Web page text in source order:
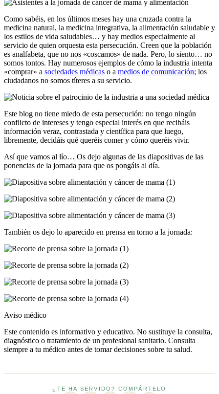
Como sabéis, en los últimos meses hay una cruzada contra la
medicina natural, la medicina integrativa, la alimentación saludable y
los estilos de vida saludables… y hay medios especialmente al
servicio de quien orquesta esta persecución. Creen que la población
es analfabeta, que no nos «coscamos» de nada. Pero, lo siento… no
somos tontos. Hay numerosos ejemplos de cómo la industria intenta
«comprar» a sociedades médicas o a medios de comunicación; los
ciudadanos no somos títeres a su servicio.
Este blog no tiene miedo de esta persecución: no tengo ningún
conflicto de intereses y tengo especial interés en que recibáis
información veraz, contrastada y científica para que luego,
libremente, decidáis qué queréis comer y cómo queréis vivir.
Así que vamos al lío… Os dejo algunas de las diapositivas de las
ponencias de la jornada para que os pongáis al día.
También os dejo lo aparecido en prensa en torno a la jornada:
Aviso médico
Este contenido es informativo y educativo. No sustituye la consulta,
diagnóstico o tratamiento de un profesional sanitario. Consulta
siempre a tu médico antes de tomar decisiones sobre tu salud.
¿TE HA SERVIDO? COMPÁRTELO